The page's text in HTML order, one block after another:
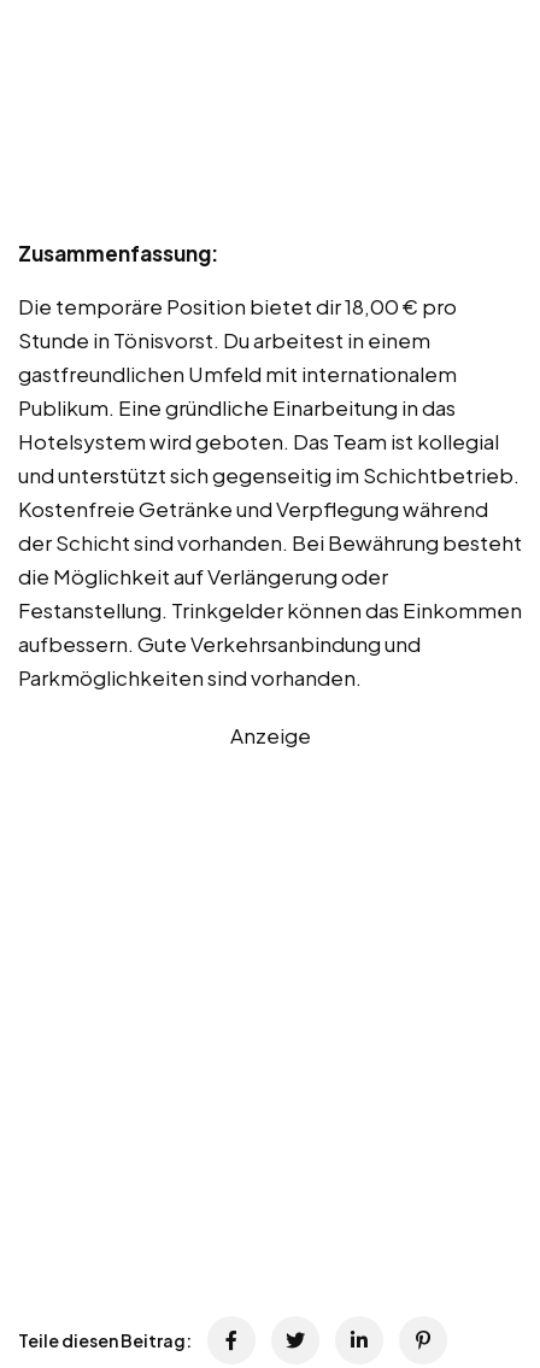
Zusammenfassung:
Die temporäre Position bietet dir 18,00 € pro
Stunde in Tönisvorst. Du arbeitest in einem
gastfreundlichen Umfeld mit internationalem
Publikum. Eine gründliche Einarbeitung in das
Hotelsystem wird geboten. Das Team ist kollegial
und unterstützt sich gegenseitig im Schichtbetrieb.
Kostenfreie Getränke und Verpflegung während
der Schicht sind vorhanden. Bei Bewährung besteht
die Möglichkeit auf Verlängerung oder
Festanstellung. Trinkgelder können das Einkommen
aufbessern. Gute Verkehrsanbindung und
Parkmöglichkeiten sind vorhanden.
Anzeige
Teile diesen Beitrag: